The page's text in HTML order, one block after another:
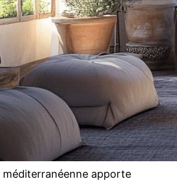
méditerranéenne apporte